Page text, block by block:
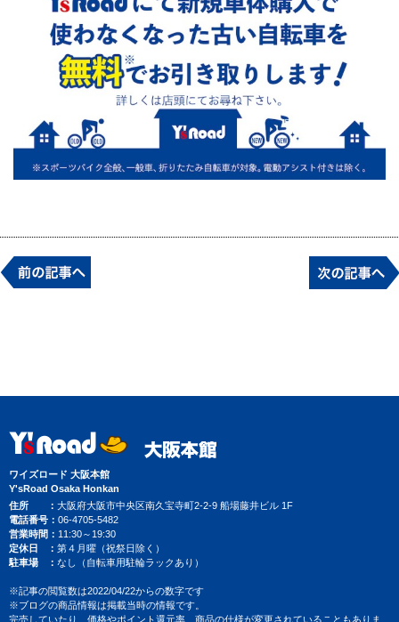
ワイズロード 大阪本館
Y'sRoad Osaka Honkan
住所
大阪府大阪市中央区南久宝寺町2-2-9 船場藤井ビル 1F
電話番号
06-4705-5482
営業時間
11:30～19:30
定休日
第４月曜（祝祭日除く）
駐車場
なし（自転車用駐輪ラックあり）
※記事の閲覧数は2022/04/22からの数字です
※ブログの商品情報は掲載当時の情報です。
完売していたり、価格やポイント還元率、商品の仕様が変更されていることもありま